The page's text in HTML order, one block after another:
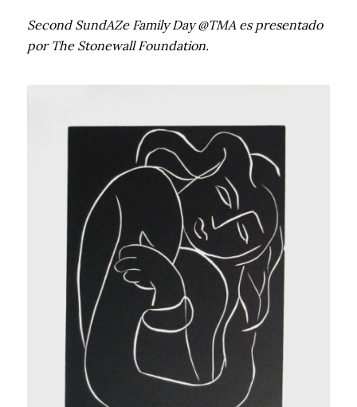
Second SundAZe Family Day @TMA es presentado
por The Stonewall Foundation.